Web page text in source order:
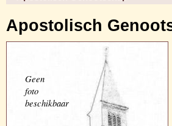
Apostolisch
Geen
foto
beschikbaar